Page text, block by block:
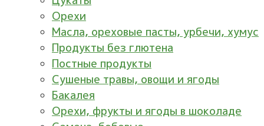
Орехи
Масла, ореховые пасты, урбечи, хумус
Продукты без глютена
Постные продукты
Сушеные травы, овощи и ягоды
Бакалея
Орехи, фрукты и ягоды в шоколаде